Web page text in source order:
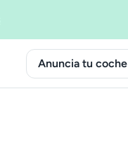
Anuncia tu coche